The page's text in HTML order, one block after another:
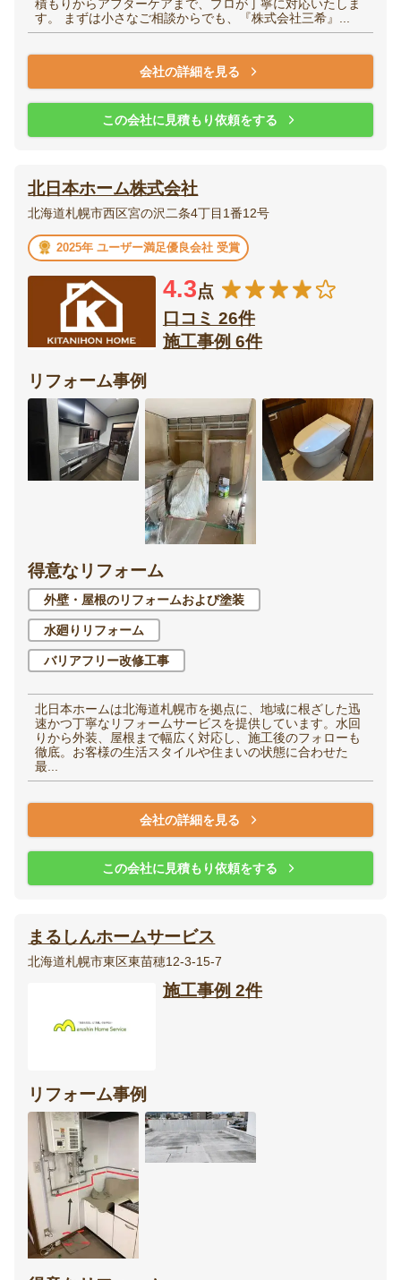
積もりからアフターケアまで、プロが丁寧に対応いたしま
す。 まずは小さなご相談からでも、『株式会社三希』...
会社の詳細を見る
この会社に見積もり依頼をする
北日本ホーム株式会社
北海道札幌市西区宮の沢二条4丁目1番12号
2025年 ユーザー満足優良会社 受賞
4.3点
口コミ 26件
施工事例 6件
リフォーム事例
得意なリフォーム
外壁・屋根のリフォームおよび塗装
水廻りリフォーム
バリアフリー改修工事
北日本ホームは北海道札幌市を拠点に、地域に根ざした迅
速かつ丁寧なリフォームサービスを提供しています。水回
りから外装、屋根まで幅広く対応し、施工後のフォローも
徹底。お客様の生活スタイルや住まいの状態に合わせた
最...
会社の詳細を見る
この会社に見積もり依頼をする
まるしんホームサービス
北海道札幌市東区東苗穂12-3-15-7
施工事例 2件
リフォーム事例